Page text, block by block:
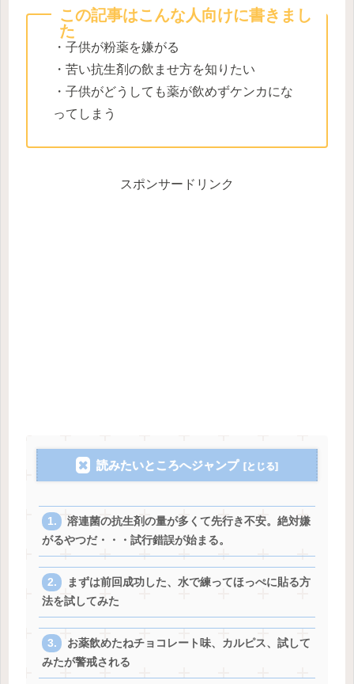
この記事はこんな人向けに書きまし
た
・子供が粉薬を嫌がる
・苦い抗生剤の飲ませ方を知りたい
・子供がどうしても薬が飲めずケンカにな
ってしまう
スポンサードリンク
読みたいところへジャンプ
溶連菌の抗生剤の量が多くて先行き不安。絶対嫌
がるやつだ・・・試行錯誤が始まる。
まずは前回成功した、水で練ってほっぺに貼る方
法を試してみた
お薬飲めたねチョコレート味、カルピス、試して
みたが警戒される